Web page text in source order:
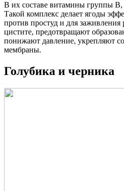
В их составе витамины группы В,
Такой комплекс делает ягоды
против простуд и для
цистите, предотвращают
понижают давление, укрепляют
мембраны.
Голубика и черника